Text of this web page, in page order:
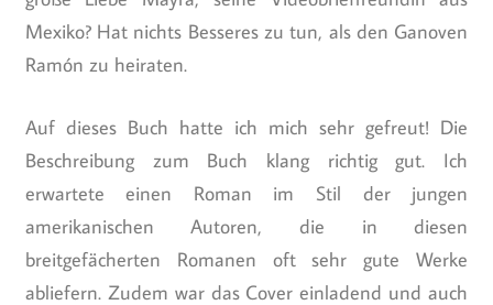
Mexiko? Hat nichts Besseres zu tun, als den Ganoven
Ramón zu heiraten.
Auf dieses Buch hatte ich mich sehr gefreut! Die
Beschreibung zum Buch klang richtig gut. Ich
erwartete einen Roman im Stil der jungen
amerikanischen Autoren, die in diesen
breitgefächerten Romanen oft sehr gute Werke
abliefern. Zudem war das Cover einladend und auch